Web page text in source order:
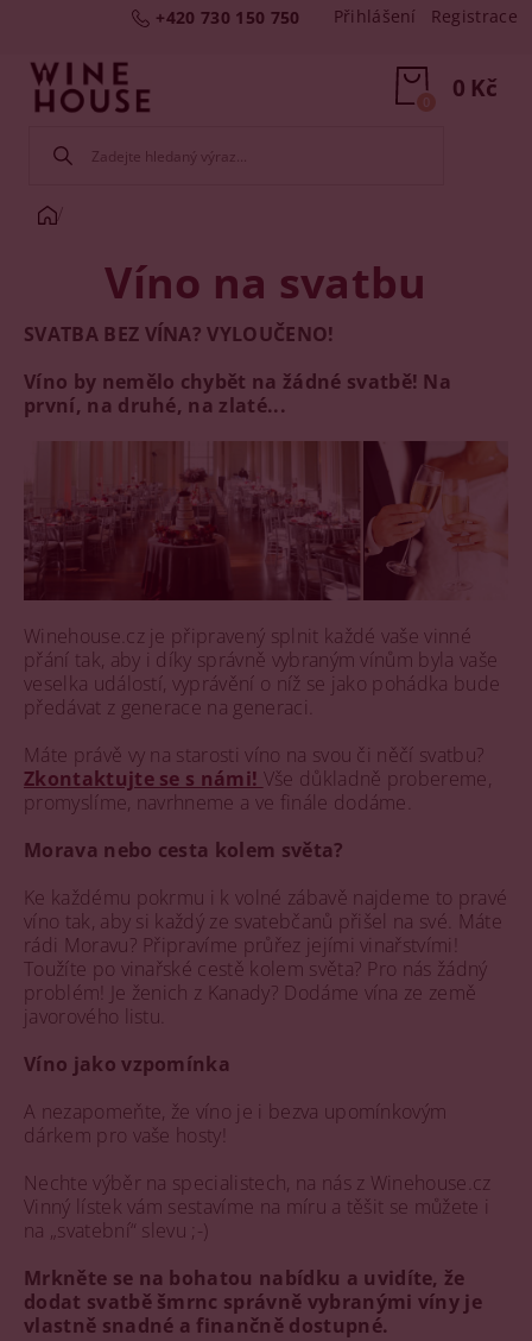
+420 730 150 750 Přihlášení Registrace
0 Kč
0
Víno na svatbu
SVATBA BEZ VÍNA? VYLOUČENO!
Víno by nemělo chybět na žádné svatbě! Na
první, na druhé, na zlaté...
Winehouse.cz je připravený splnit každé vaše vinné
přání tak, aby i díky správně vybraným vínům byla vaše
veselka událostí, vyprávění o níž se jako pohádka bude
předávat z generace na generaci.
Máte právě vy na starosti víno na svou či něčí svatbu?
Zkontaktujte se s námi! Vše důkladně probereme,
promyslíme, navrhneme a ve finále dodáme.
Morava nebo cesta kolem světa?
Ke každému pokrmu i k volné zábavě najdeme to pravé
víno tak, aby si každý ze svatebčanů přišel na své. Máte
rádi Moravu? Připravíme průřez jejími vinařstvími!
Toužíte po vinařské cestě kolem světa? Pro nás žádný
problém! Je ženich z Kanady? Dodáme vína ze země
javorového listu.
Víno jako vzpomínka
A nezapomeňte, že víno je i bezva upomínkovým
dárkem pro vaše hosty!
Nechte výběr na specialistech, na nás z Winehouse.cz
Vinný lístek vám sestavíme na míru a těšit se můžete i
na „svatební“ slevu ;-)
Mrkněte se na bohatou nabídku a uvidíte, že
dodat svatbě šmrnc správně vybranými víny je
vlastně snadné a finančně dostupné.